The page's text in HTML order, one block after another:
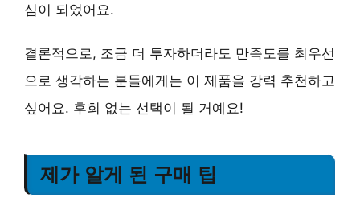
심이 되었어요.
결론적으로, 조금 더 투자하더라도 만족도를 최우선
으로 생각하는 분들에게는 이 제품을 강력 추천하고
싶어요. 후회 없는 선택이 될 거예요!
제가 알게 된 구매 팁